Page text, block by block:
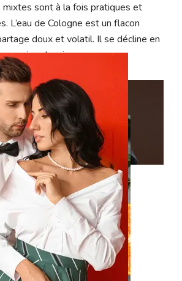
mixtes sont à la fois pratiques et
L’eau de Cologne est un flacon
doux et volatil. Il se décline en
version classique.